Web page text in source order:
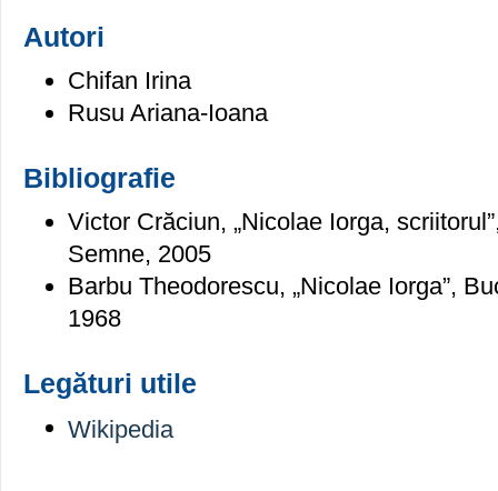
Autori
Chifan Irina
Rusu Ariana-Ioana
Bibliografie
Victor Crăciun, „Nicolae Iorga,
Semne, 2005
Barbu Theodorescu, „Nicolae Iorga”,
1968
Legături utile
Wikipedia